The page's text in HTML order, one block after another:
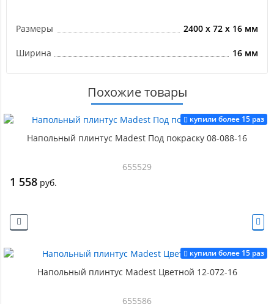
Размеры 2400 х 72 х 16 мм
Ширина 16 мм
Похожие товары
купили более 15 раз
Напольный плинтус Madest Под покраску 08-088-16
655529
1 558 руб.
купили более 15 раз
Напольный плинтус Madest Цветной 12-072-16
655586